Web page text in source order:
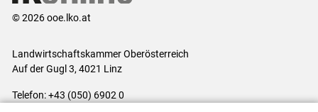
© 2026 ooe.lko.at
Landwirtschaftskammer Oberösterreich
Auf der Gugl 3, 4021 Linz
Telefon: +43 (050) 6902 0